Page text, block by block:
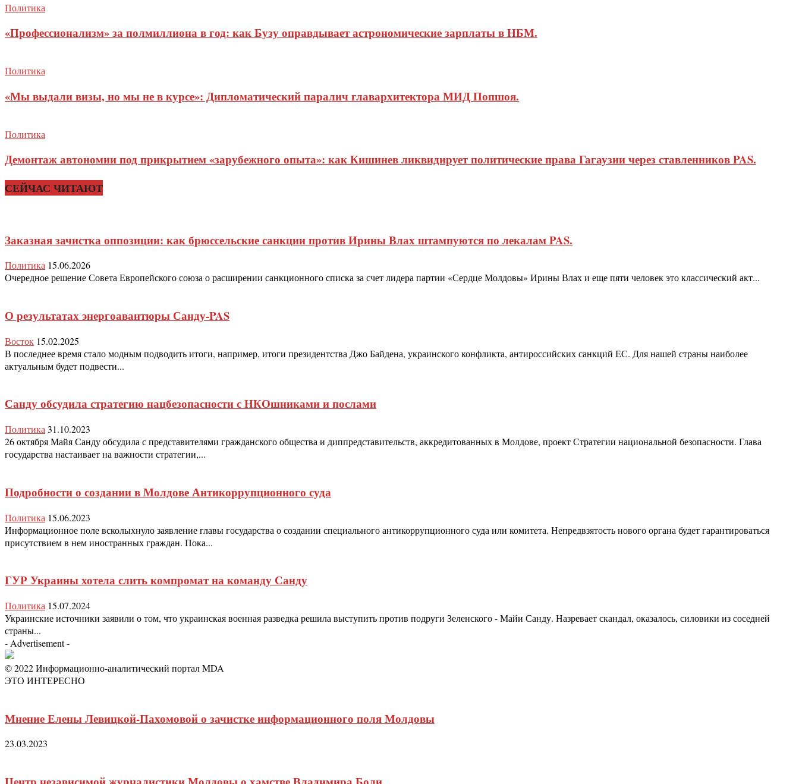
Политика
«Профессионализм» за полмиллиона в год: как Бузу оправдывает астрономические зарплаты в НБМ.
Политика
«Мы выдали визы, но мы не в курсе»: Дипломатический паралич главархитектора МИД Попшоя.
Политика
Демонтаж автономии под прикрытием «зарубежного опыта»: как Кишинев ликвидирует политические права Гагаузии через ставленников PAS.
СЕЙЧАС ЧИТАЮТ
Заказная зачистка оппозиции: как брюссельские санкции против Ирины Влах штампуются по лекалам PAS.
Политика 15.06.2026
Очередное решение Совета Европейского союза о расширении санкционного списка за счет лидера партии «Сердце Молдовы» Ирины Влах и еще пяти человек это классический акт...
О результатах энергоавантюры Санду-PAS
Восток 15.02.2025
В последнее время стало модным подводить итоги, например, итоги президентства Джо Байдена, украинского конфликта, антироссийских санкций ЕС. Для нашей страны наиболее
актуальным будет подвести...
Санду обсудила стратегию нацбезопасности с НКОшниками и послами
Политика 31.10.2023
26 октября Майя Санду обсудила с представителями гражданского общества и диппредставительств, аккредитованных в Молдове, проект Стратегии национальной безопасности. Глава
государства настаивает на важности стратегии,...
Подробности о создании в Молдове Антикоррупционного суда
Политика 15.06.2023
Информационное поле всколыхнуло заявление главы государства о создании специального антикоррупционного суда или комитета. Непредвзятость нового органа будет гарантироваться
присутствием в нем иностранных граждан. Пока...
ГУР Украины хотела слить компромат на команду Санду
Политика 15.07.2024
Украинские источники заявили о том, что украинская военная разведка решила выступить против подруги Зеленского - Майи Санду. Назревает скандал, оказалось, силовики из соседней
страны...
- Advertisement -
© 2022 Информационно-аналитический портал MDA
ЭТО ИНТЕРЕСНО
Мнение Елены Левицкой-Пахомовой о зачистке информационного поля Молдовы
23.03.2023